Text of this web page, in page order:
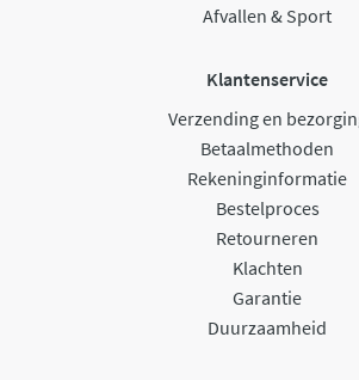
Afvallen & Sport
Klantenservice
Verzending en
Betaalmethoden
Rekeninginformatie
Bestelproces
Retourneren
Klachten
Garantie
Duurzaamheid